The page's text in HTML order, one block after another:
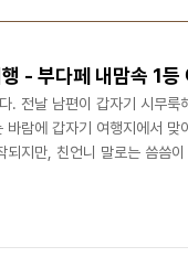
- 부다페 내맘속 1등
. 전날 남편이 갑자기 시무룩
바람에 갑자기 여행지에서
지만, 친언니 말로는 씀씀
어도 꽉 차는 느낌이라 빨래
다가 캡슐 사이사이에 있는